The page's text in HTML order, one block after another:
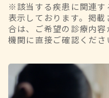
※該当する疾患に関連す
表示しております。掲
合は、ご希望の診療内
機関に直接ご確認くださ